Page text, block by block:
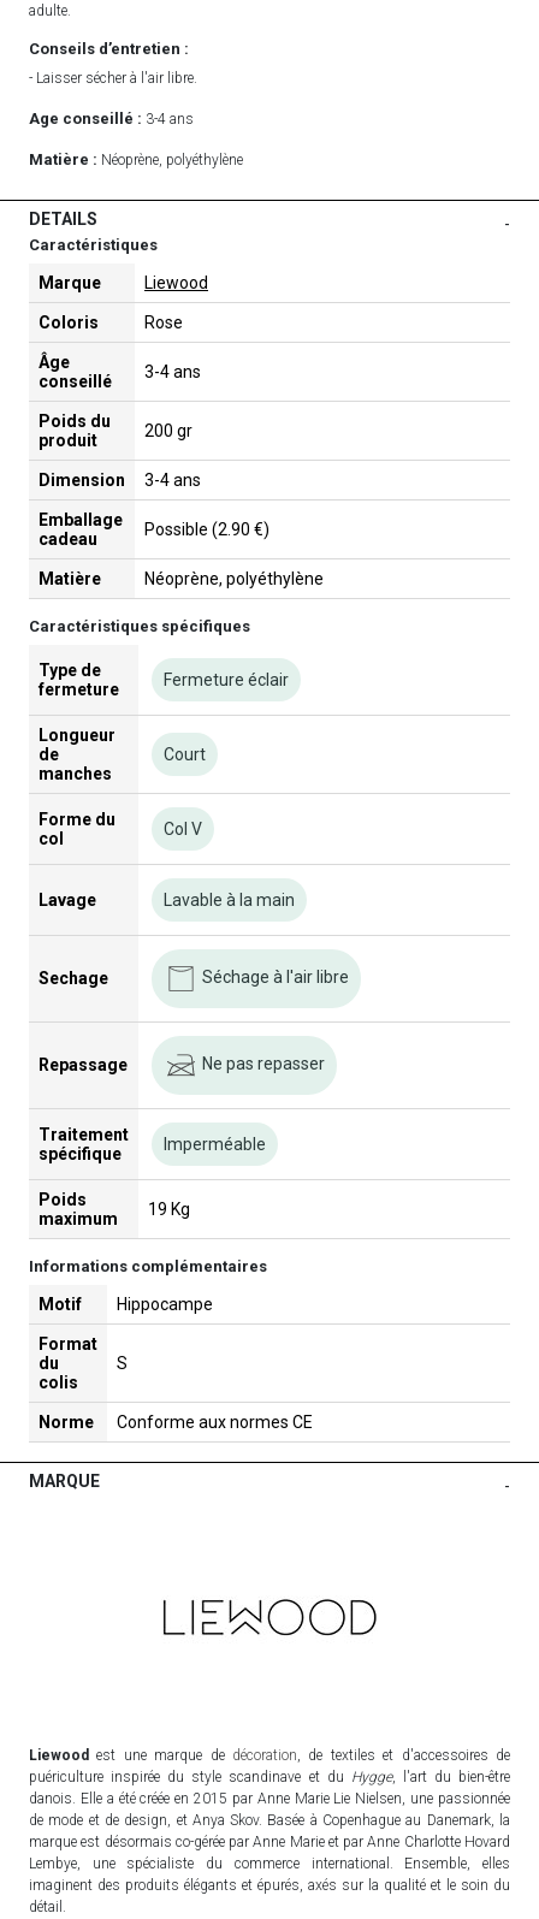
adulte.
Conseils d’entretien :
- Laisser sécher à l'air libre.
Age conseillé : 3-4 ans
Matière : Néoprène, polyéthylène
DETAILS -
Caractéristiques
Marque Liewood
Coloris Rose
Âge
conseillé
3-4 ans
Poids du
produit
200 gr
Dimension 3-4 ans
Emballage
cadeau
Possible (2.90 €)
Matière Néoprène, polyéthylène
Caractéristiques spécifiques
Type de
fermeture
Fermeture éclair
Longueur
de
manches
Court
Forme du
col
Col V
Lavage Lavable à la main
Sechage Séchage à l'air libre
Repassage Ne pas repasser
Traitement
spécifique
Imperméable
Poids
maximum
19 Kg
Informations complémentaires
Motif Hippocampe
Format
du
colis
S
Norme Conforme aux normes CE
MARQUE -
Liewood est une marque de décoration, de textiles et d'accessoires de
puériculture inspirée du style scandinave et du Hygge, l'art du bien-être
danois. Elle a été créée en 2015 par Anne Marie Lie Nielsen, une passionnée
de mode et de design, et Anya Skov. Basée à Copenhague au Danemark, la
marque est désormais co-gérée par Anne Marie et par Anne Charlotte Hovard
Lembye, une spécialiste du commerce international. Ensemble, elles
imaginent des produits élégants et épurés, axés sur la qualité et le soin du
détail.